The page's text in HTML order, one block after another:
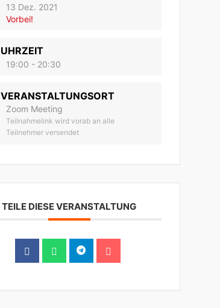
13 Dez. 2021
Vorbei!
UHRZEIT
19:00 - 20:30
VERANSTALTUNGSORT
Zoom Meeting
Teilnahmelink wird vorab an alle
Teilnehmer versendet
TEILE DIESE VERANSTALTUNG